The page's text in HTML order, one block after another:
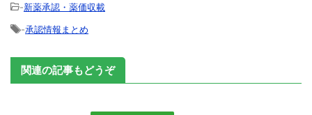
-新薬承認・薬価収載
-承認情報まとめ
関連の記事もどうぞ